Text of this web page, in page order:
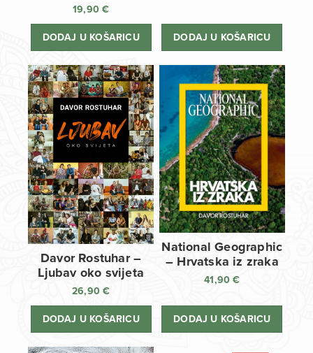
19,90€
DODAJ U KOŠARICU
38,80 €.
34,90 €.
DODAJ U KOŠARICU
Davor Rostuhar –
Ljubav oko svijeta
26,90€
DODAJ U KOŠARICU
National Geographic
– Hrvatska iz zraka
41,90€
DODAJ U KOŠARICU